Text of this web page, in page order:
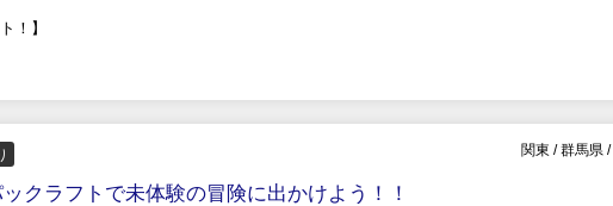
！】
関東 / 群馬県 /
クラフトで未体験の冒険に出かけよう！！